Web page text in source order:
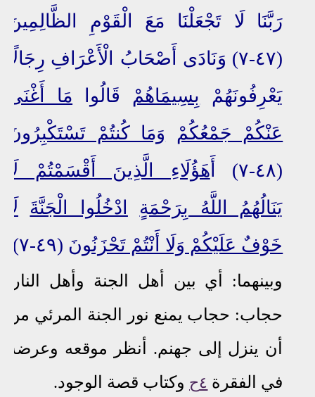
رَبَّنَا لَا تَجْعَلْنَا مَعَ الْقَوْمِ الظَّالِمِينَ
(٤٧-٧) وَنَادَى أَصْحَابُ الْأَعْرَافِ رِجَالًا
يَعْرِفُونَهُمْ بِسِيمَاهُمْ قَالُوا مَا أَغْنَى
عَنْكُمْ جَمْعُكُمْ
وَمَا كُنتُمْ تَسْتَكْبِرُونَ
(٤٨-٧) أ
َهَؤُلَاءِ الَّذِينَ أَقْسَمْتُمْ لَا
يَنَالُهُمُ اللَّهُ بِرَحْمَةٍ
ادْخُلُوا الْجَنَّةَ
لَا
خَوْفٌ عَلَيْكُمْ وَلَا أَنْتُمْ تَحْزَنُونَ (٤٩-٧)
وبينهما: أي بين أهل الجنة وأهل النار.
حجاب: حجاب يمنع نور الجنة المرئي من
أن ينزل إلى جهنم. أنظر موقعه وعرضه
في الفقرة ٤ح
وكتاب قصة الوجود.